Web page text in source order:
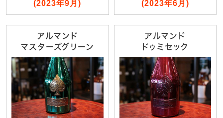
(2023年9月)
(2023年6月)
アルマンド
マスターズグリーン
アルマンド
ドゥミセック